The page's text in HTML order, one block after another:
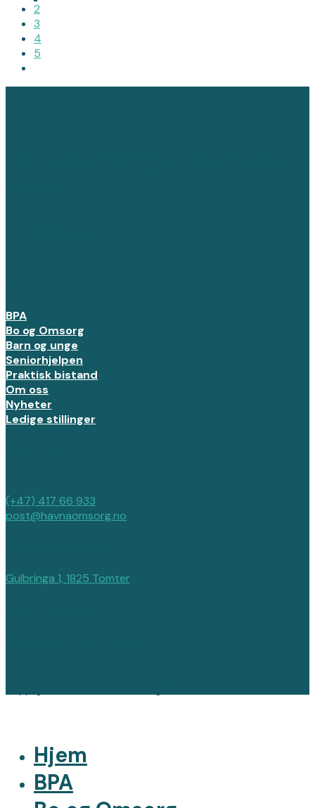
2
3
4
5
BPA
Bo og Omsorg
Barn og unge
Seniorhjelpen
Praktisk bistand
Om oss
Nyheter
Ledige stillinger
(+47) 417 66 933
post@havnaomsorg.no
Gulbringa 1, 1825 Tomter
Hjem
BPA